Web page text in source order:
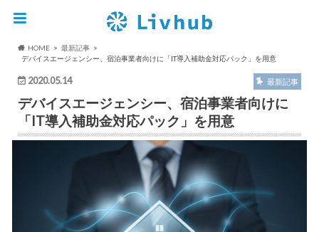
HOME
最新記事
デバイスエージェンシー、宿泊事業者向けに「IT導入補助金対応パック」を用意
2020.05.14 最新記事
デバイスエージェンシー、宿泊事業者向けに
「IT導入補助金対応パック」を用意